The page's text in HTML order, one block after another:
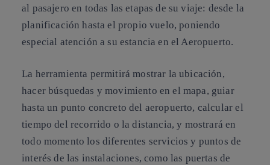
al pasajero en todas las etapas de su viaje: desde la
planificación hasta el propio vuelo, poniendo
especial atención a su estancia en el Aeropuerto.
La herramienta permitirá mostrar la ubicación,
hacer búsquedas y movimiento en el mapa, guiar
hasta un punto concreto del aeropuerto, calcular el
tiempo del recorrido o la distancia, y mostrará en
todo momento los diferentes servicios y puntos de
interés de las instalaciones, como las puertas de